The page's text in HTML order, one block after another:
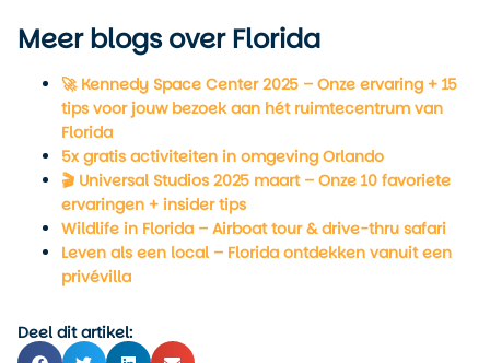
Meer blogs over Florida
🚀 Kennedy Space Center 2025 – Onze ervaring + 15
tips voor jouw bezoek aan hét ruimtecentrum van
Florida
5x gratis activiteiten in omgeving Orlando
🎬 Universal Studios 2025 maart – Onze 10 favoriete
ervaringen + insider tips
Wildlife in Florida – Airboat tour & drive-thru safari
Leven als een local – Florida ontdekken vanuit een
privévilla
Deel dit artikel: